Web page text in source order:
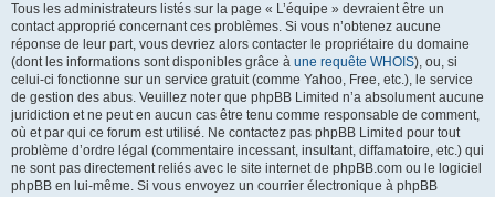
Tous les administrateurs listés sur la page « L’équipe » devraient être un
contact approprié concernant ces problèmes. Si vous n’obtenez aucune
réponse de leur part, vous devriez alors contacter le propriétaire du domaine
(dont les informations sont disponibles grâce à une requête WHOIS), ou, si
celui-ci fonctionne sur un service gratuit (comme Yahoo, Free, etc.), le service
de gestion des abus. Veuillez noter que phpBB Limited n’a absolument aucune
juridiction et ne peut en aucun cas être tenu comme responsable de comment,
où et par qui ce forum est utilisé. Ne contactez pas phpBB Limited pour tout
problème d’ordre légal (commentaire incessant, insultant, diffamatoire, etc.) qui
ne sont pas directement reliés avec le site internet de phpBB.com ou le logiciel
phpBB en lui-même. Si vous envoyez un courrier électronique à phpBB